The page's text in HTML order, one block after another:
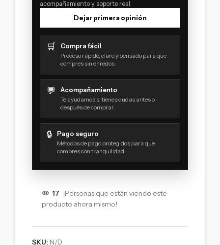
acompañamiento y soporte real.
Dejar primera opinión
🛒 Compra fácil
Proceso rápido, claro y pensado para que
compres sin enredos.
💬 Acompañamiento
Te ayudamos si tienes dudas antes o
después de comprar.
🔒 Pago seguro
Métodos de pago protegidos para que
compres con tranquilidad.
17 ¡Personas que están viendo este
producto ahora mismo!
SKU: N/D